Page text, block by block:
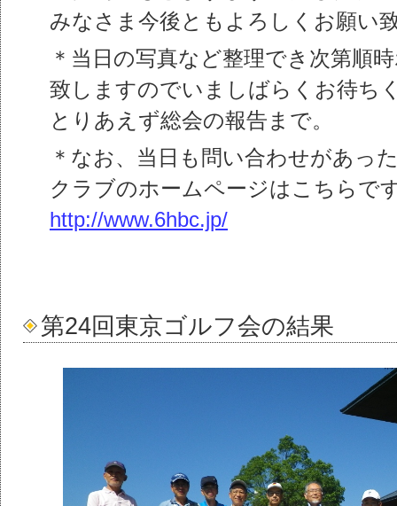
みなさま今後ともよろしくお願い
＊当日の写真など整理でき次第順
致しますのでいましばらくお待ち
とりあえず総会の報告まで。
＊なお、当日も問い合わせがあっ
クラブのホームページはこちらで
http://www.6hbc.jp/
第24回東京ゴルフ会の結果